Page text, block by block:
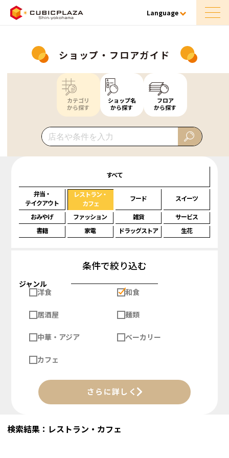
Language
ショップ・フロアガイド
カテゴリ
から探す
ショップ名
から探す
フロア
から探す
すべて
弁当・
テイクアウト
レストラン・
カフェ
フード スイーツ
おみやげ ファッション 雑貨
サービス
書籍
家電 ドラッグストア 生花
条件で絞り込む
ジャンル
洋食
和食
居酒屋 麺類
中華・アジア ベーカリー
カフェ
さらに詳しく
検索結果：レストラン・カフェ